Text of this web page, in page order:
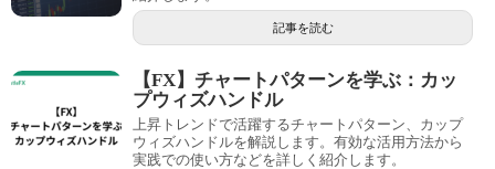
記事を読む
【FX】チャートパターンを学ぶ：カッ
プウィズハンドル
上昇トレンドで活躍するチャートパターン、カップ
ウィズハンドルを解説します。有効な活用方法から
実践での使い方などを詳しく紹介します。